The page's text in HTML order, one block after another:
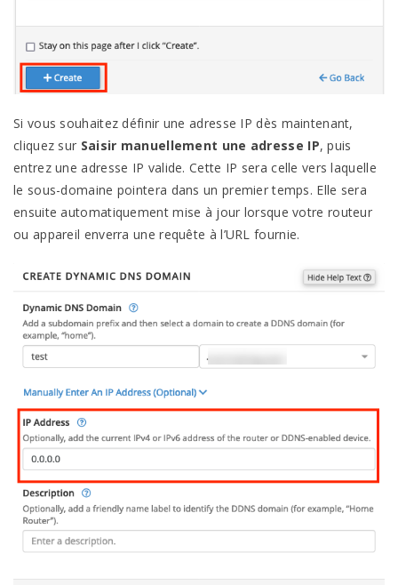
Si vous souhaitez définir une adresse IP dès maintenant,
cliquez sur Saisir manuellement une adresse IP, puis
entrez une adresse IP valide. Cette IP sera celle vers laquelle
le sous-domaine pointera dans un premier temps. Elle sera
ensuite automatiquement mise à jour lorsque votre routeur
ou appareil enverra une requête à l’URL fournie.